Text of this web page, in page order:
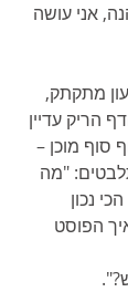
אני עושה
מתקתק,
הריק עדיין
סוף מוכן –
"מה
נכון
הפוסט